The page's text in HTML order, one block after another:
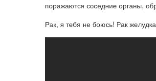
поражаются соседние органы,
Рак, я тебя не боюсь! Рак